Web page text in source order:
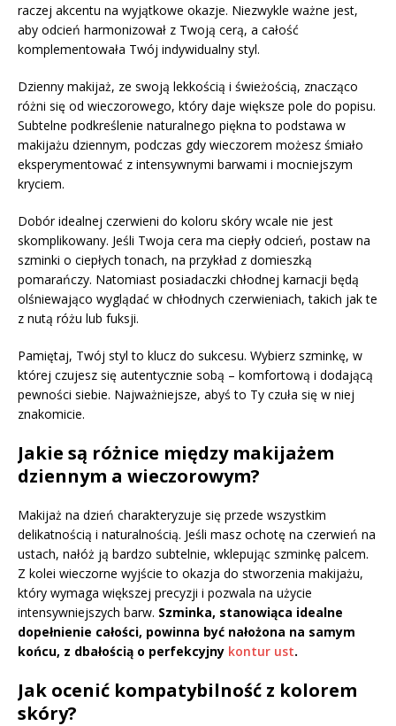
raczej akcentu na wyjątkowe okazje. Niezwykle ważne jest,
aby odcień harmonizował z Twoją cerą, a całość
komplementowała Twój indywidualny styl.
Dzienny makijaż, ze swoją lekkością i świeżością, znacząco
różni się od wieczorowego, który daje większe pole do popisu.
Subtelne podkreślenie naturalnego piękna to podstawa w
makijażu dziennym, podczas gdy wieczorem możesz śmiało
eksperymentować z intensywnymi barwami i mocniejszym
kryciem.
Dobór idealnej czerwieni do koloru skóry wcale nie jest
skomplikowany. Jeśli Twoja cera ma ciepły odcień, postaw na
szminki o ciepłych tonach, na przykład z domieszką
pomarańczy. Natomiast posiadaczki chłodnej karnacji będą
olśniewająco wyglądać w chłodnych czerwieniach, takich jak te
z nutą różu lub fuksji.
Pamiętaj, Twój styl to klucz do sukcesu. Wybierz szminkę, w
której czujesz się autentycznie sobą – komfortową i dodającą
pewności siebie. Najważniejsze, abyś to Ty czuła się w niej
znakomicie.
Jakie są różnice między makijażem
dziennym a wieczorowym?
Makijaż na dzień charakteryzuje się przede wszystkim
delikatnością i naturalnością. Jeśli masz ochotę na czerwień na
ustach, nałóż ją bardzo subtelnie, wklepując szminkę palcem.
Z kolei wieczorne wyjście to okazja do stworzenia makijażu,
który wymaga większej precyzji i pozwala na użycie
intensywniejszych barw. Szminka, stanowiąca idealne
dopełnienie całości, powinna być nałożona na samym
końcu, z dbałością o perfekcyjny kontur ust.
Jak ocenić kompatybilność z kolorem
skóry?